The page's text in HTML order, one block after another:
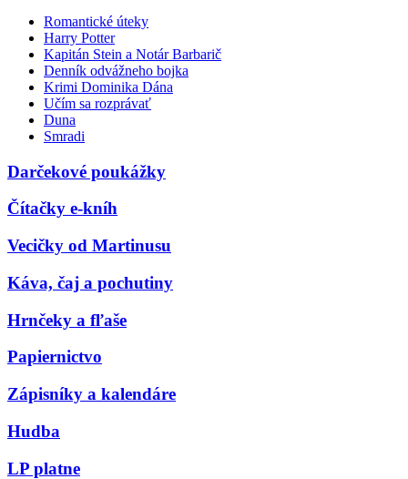
Romantické úteky
Harry Potter
Kapitán Stein a Notár Barbarič
Denník odvážneho bojka
Krimi Dominika Dána
Učím sa rozprávať
Duna
Smradi
Darčekové poukážky
Čítačky e-kníh
Vecičky od Martinusu
Káva, čaj a pochutiny
Hrnčeky a fľaše
Papiernictvo
Zápisníky a kalendáre
Hudba
LP platne